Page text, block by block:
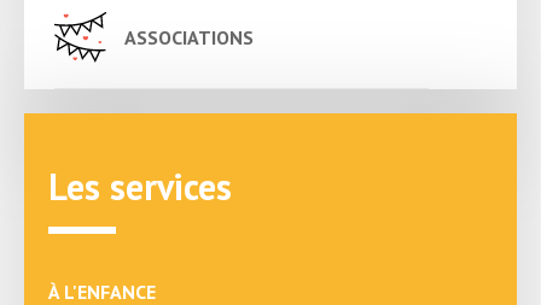
ASSOCIATIONS
Les services
À L'ENFANCE